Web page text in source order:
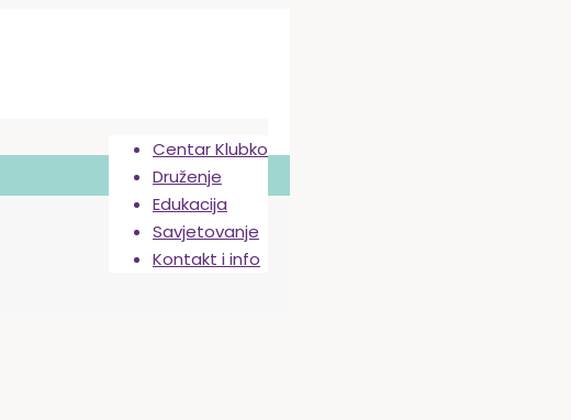
Centar Klubko
Druženje
Edukacija
Savjetovanje
Kontakt i info